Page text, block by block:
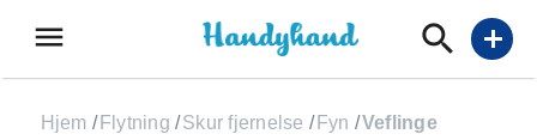
menu add
Hjem / Flytning /Skur fjernelse / Fyn /Veflinge